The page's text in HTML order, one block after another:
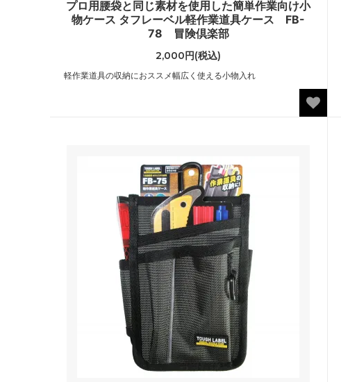
プロ用腰袋と同じ素材を使用した簡単作業向け小
物ケース タフレーベル軽作業道具ケース FB-
78 冒険倶楽部
2,000円(税込)
軽作業道具の収納におススメ幅広く使える小物入れ